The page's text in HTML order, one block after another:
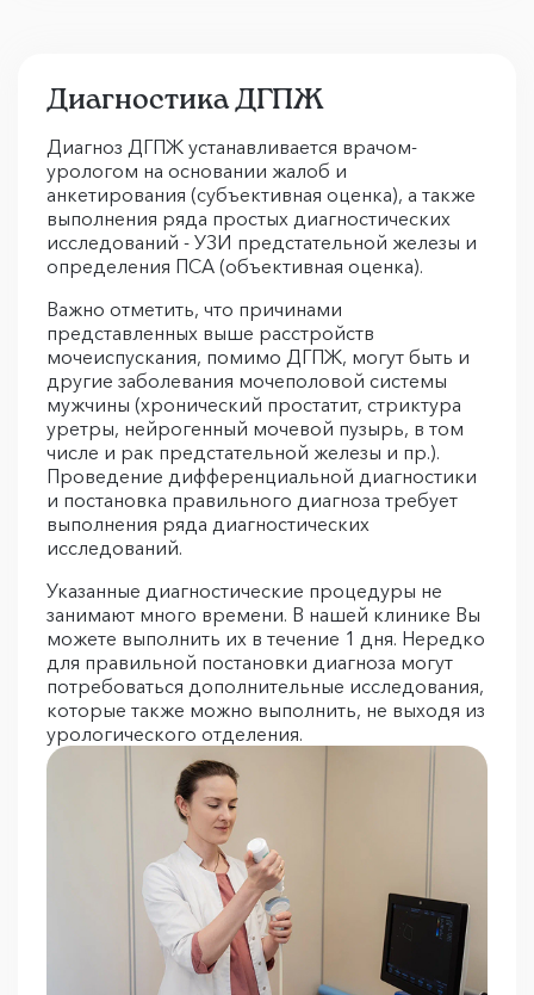
Диагностика ДГПЖ
Диагноз ДГПЖ устанавливается врачом-
урологом на основании жалоб и
анкетирования (субъективная оценка), а также
выполнения ряда простых диагностических
исследований - УЗИ предстательной железы и
определения ПСА (объективная оценка).
Важно отметить, что причинами
представленных выше расстройств
мочеиспускания, помимо ДГПЖ, могут быть и
другие заболевания мочеполовой системы
мужчины (хронический простатит, стриктура
уретры, нейрогенный мочевой пузырь, в том
числе и рак предстательной железы и пр.).
Проведение дифференциальной диагностики
и постановка правильного диагноза требует
выполнения ряда диагностических
исследований.
Указанные диагностические процедуры не
занимают много времени. В нашей клинике Вы
можете выполнить их в течение 1 дня. Нередко
для правильной постановки диагноза могут
потребоваться дополнительные исследования,
которые также можно выполнить, не выходя из
урологического отделения.